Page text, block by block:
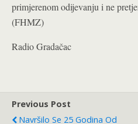
primjerenom odijevanju i ne
(FHMZ)
Radio Gradačac
Previous Post
Navršilo Se 25 Godina Od